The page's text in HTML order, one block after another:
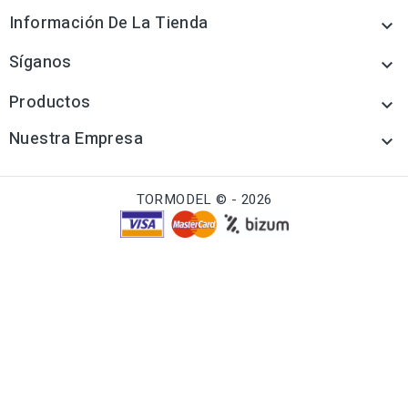
Información De La Tienda 
Síganos 
Productos 
Nuestra Empresa 
TORMODEL © - 2026